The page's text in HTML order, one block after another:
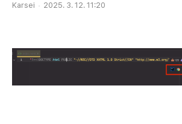
Karsei 2025. 3. 12. 11:20